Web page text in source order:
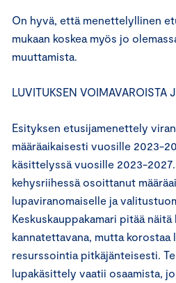
On hyvä, että menettelyllinen
mukaan koskea myös jo
muuttamista.
LUVITUKSEN VOIMAVAROISTA
Esityksen etusijamenettely
määräaikaisesti vuosille 2023-
käsittelyssä vuosille 2023-
kehysriihessä osoittanut
lupaviranomaiselle ja
Keskuskauppakamari pitää
kannatettavana, mutta
resurssointia pitkäjänteisesti.
lupakäsittely vaatii osaamista,